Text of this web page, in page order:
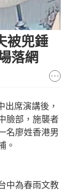
被兜錘
落網
出席演講後，
臉部，施襲者
名廖姓香港男
。
中為春雨文教